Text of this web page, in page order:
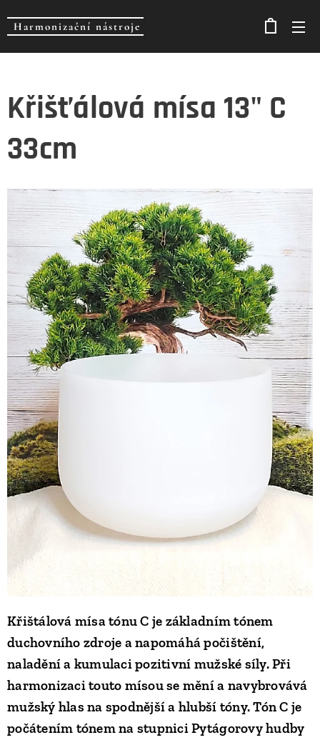
Harmonizační nástroje
Křišťálová mísa 13" C
33cm
Křištálová mísa tónu C je základním tónem
duchovního zdroje a napomáhá počištění,
naladění a kumulaci pozitivní mužské síly. Při
harmonizaci touto mísou se mění a navybrovává
mužský hlas na spodnější a hlubší tóny. Tón C je
počátením tónem na stupnici Pytágorovy hudby